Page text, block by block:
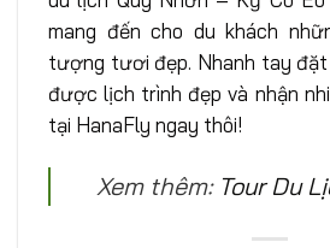
mang đến cho du khách
tượng tươi đẹp. Nhanh tay
được lịch trình đẹp và nhận
tại HanaFly ngay thôi!
Xem thêm: Tour Du